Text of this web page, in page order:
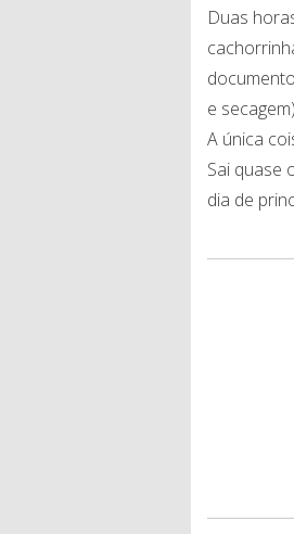
Duas
e
A única
Sai quase
dia de